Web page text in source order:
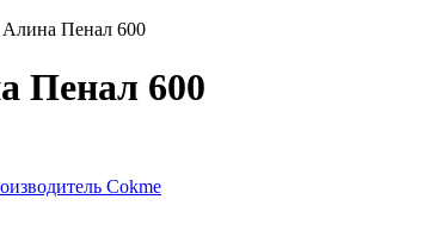
Пенал 600
Пенал 600
Cokme